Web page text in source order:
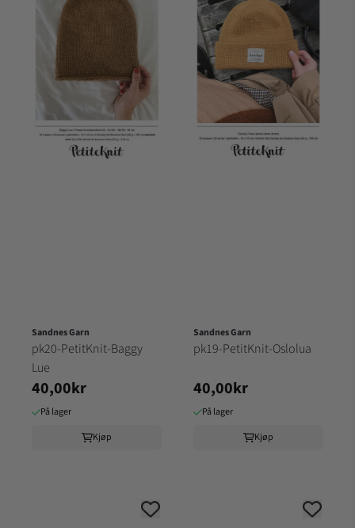
Sandnes Garn
pk20-PetitKnit-Baggy
Lue
40,00kr
På lager
Kjøp
Sandnes Garn
pk19-PetitKnit-Oslolua
40,00kr
På lager
Kjøp